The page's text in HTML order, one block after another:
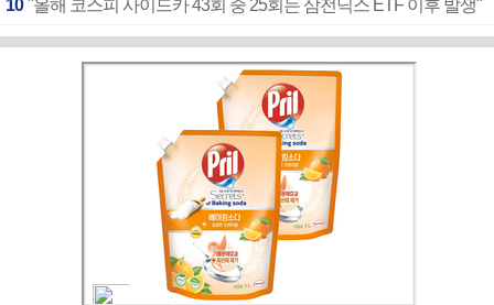
10 "올해 코스피 사이드카 43회 중 25회는 삼전닉스 ETF 이후 발생"